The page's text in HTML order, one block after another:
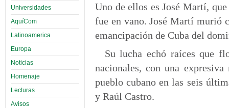
Universidades
AquíCom
Latinoamerica
Europa
Noticias
Homenaje
Lecturas
Avisos
Uno de ellos es José Martí,
fue en vano. José Martí murió
emancipación de Cuba del
Su lucha echó raíces que
nacionales, con una
pueblo cubano en las seis
y Raúl Castro.